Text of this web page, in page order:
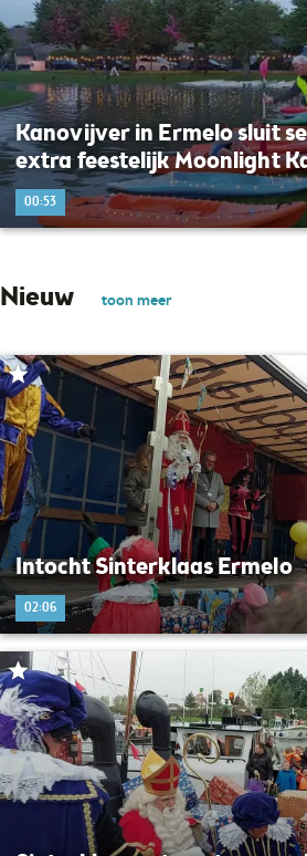
Kanovijver in Ermelo sluit
extra feestelijk Moonlight
00:53
Nieuw toon meer
Intocht Sinterklaas Ermelo
02:06